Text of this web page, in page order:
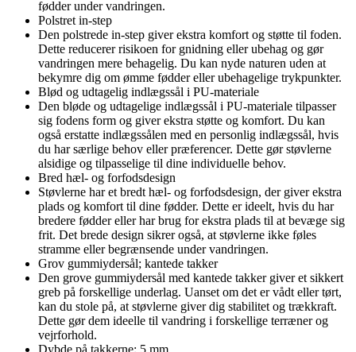
fødder under vandringen.
Polstret in-step
Den polstrede in-step giver ekstra komfort og støtte til foden.
Dette reducerer risikoen for gnidning eller ubehag og gør
vandringen mere behagelig. Du kan nyde naturen uden at
bekymre dig om ømme fødder eller ubehagelige trykpunkter.
Blød og udtagelig indlægssål i PU-materiale
Den bløde og udtagelige indlægssål i PU-materiale tilpasser
sig fodens form og giver ekstra støtte og komfort. Du kan
også erstatte indlægssålen med en personlig indlægssål, hvis
du har særlige behov eller præferencer. Dette gør støvlerne
alsidige og tilpasselige til dine individuelle behov.
Bred hæl- og forfodsdesign
Støvlerne har et bredt hæl- og forfodsdesign, der giver ekstra
plads og komfort til dine fødder. Dette er ideelt, hvis du har
bredere fødder eller har brug for ekstra plads til at bevæge sig
frit. Det brede design sikrer også, at støvlerne ikke føles
stramme eller begrænsende under vandringen.
Grov gummiydersål; kantede takker
Den grove gummiydersål med kantede takker giver et sikkert
greb på forskellige underlag. Uanset om det er vådt eller tørt,
kan du stole på, at støvlerne giver dig stabilitet og trækkraft.
Dette gør dem ideelle til vandring i forskellige terræner og
vejrforhold.
Dybde på takkerne: 5 mm